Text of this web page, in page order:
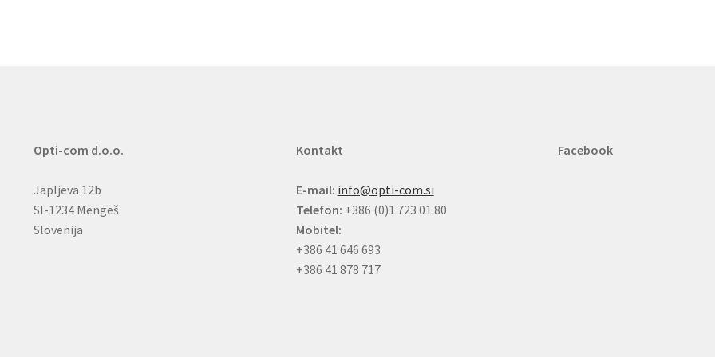
Opti-com d.o.o.
Japljeva 12b
SI-1234 Mengeš
Slovenija
Kontakt
E-mail: info@opti-com.si
Telefon: +386 (0)1 723 01 80
Mobitel:
+386 41 646 693
+386 41 878 717
Facebook